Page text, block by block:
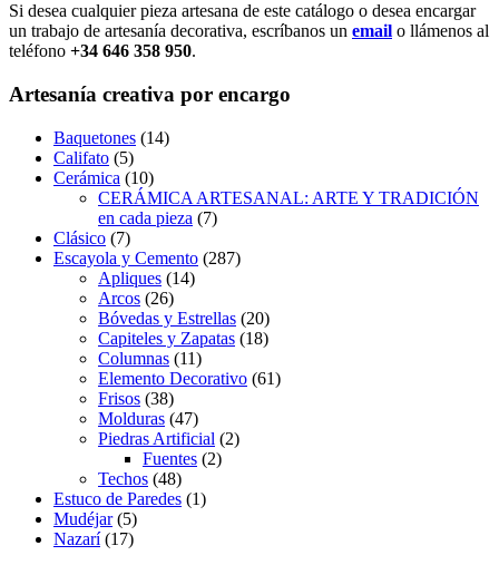
Si desea cualquier pieza artesana de este catálogo o desea encargar
un trabajo de artesanía decorativa, escríbanos un email o llámenos al
teléfono +34 646 358 950.
Artesanía creativa por encargo
Baquetones (14)
Califato (5)
Cerámica (10)
CERÁMICA ARTESANAL: ARTE Y TRADICIÓN
en cada pieza (7)
Clásico (7)
Escayola y Cemento (287)
Apliques (14)
Arcos (26)
Bóvedas y Estrellas (20)
Capiteles y Zapatas (18)
Columnas (11)
Elemento Decorativo (61)
Frisos (38)
Molduras (47)
Piedras Artificial (2)
Fuentes (2)
Techos (48)
Estuco de Paredes (1)
Mudéjar (5)
Nazarí (17)